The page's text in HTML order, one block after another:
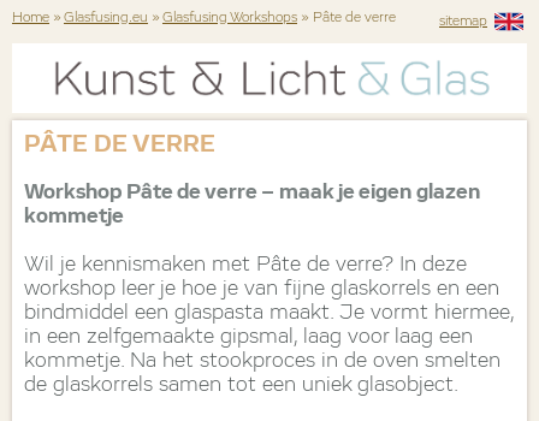
Home » Glasfusing.eu » Glasfusing Workshops » Pâte de verre sitemap
PÂTE DE VERRE
Workshop Pâte de verre – maak je eigen glazen
kommetje
Wil je kennismaken met Pâte de verre? In deze
workshop leer je hoe je van fijne glaskorrels en een
bindmiddel een glaspasta maakt. Je vormt hiermee,
in een zelfgemaakte gipsmal, laag voor laag een
kommetje. Na het stookproces in de oven smelten
de glaskorrels samen tot een uniek glasobject.